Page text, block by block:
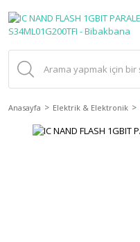
Anasayfa Elektrik & Elektronik